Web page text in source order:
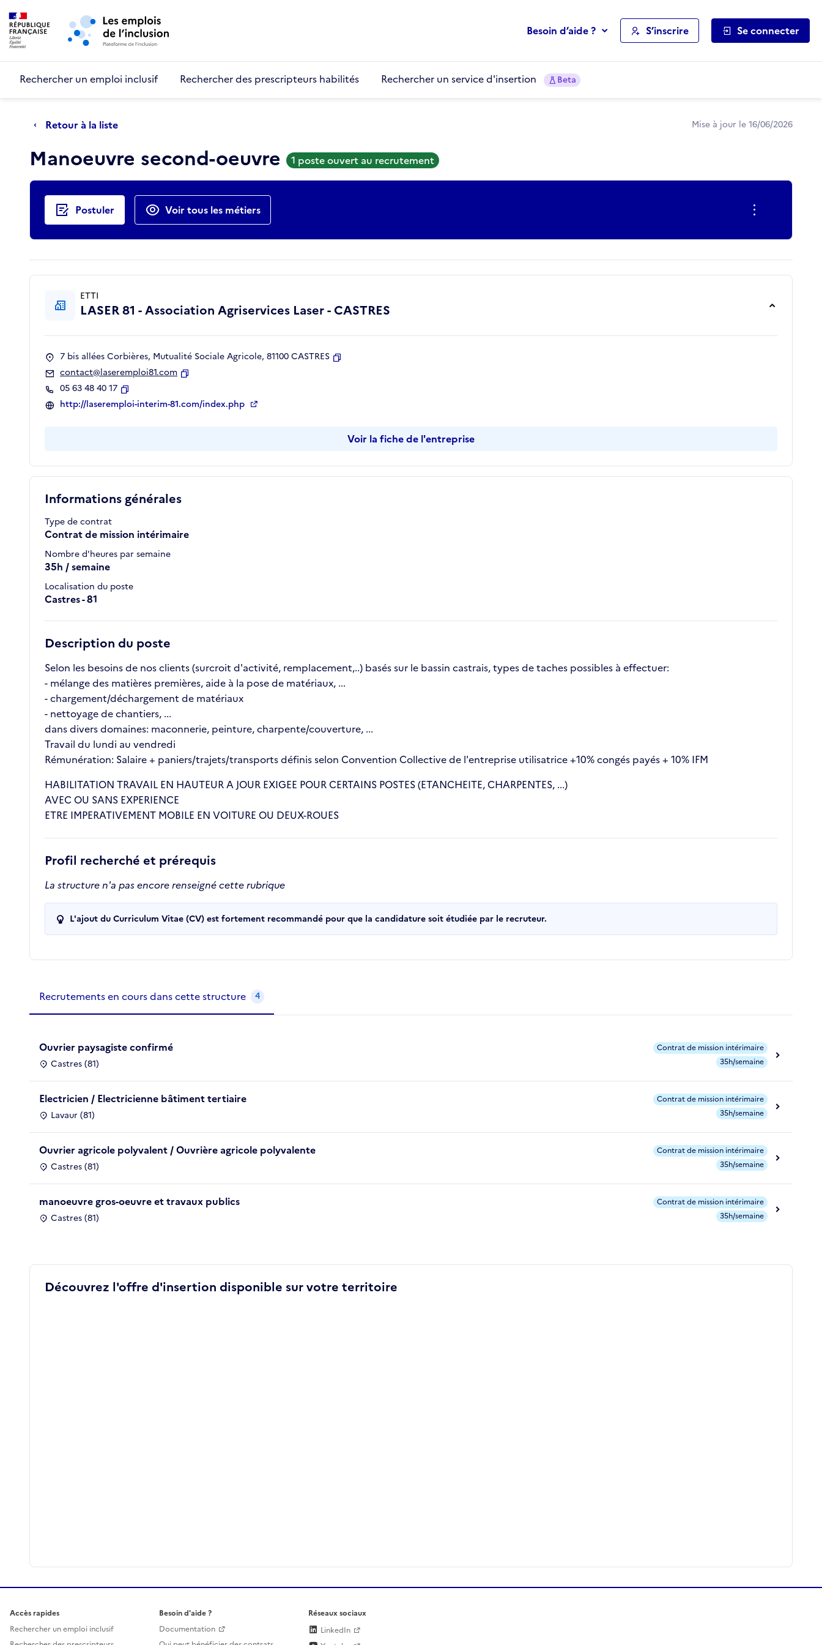
Aller au menu principal
Besoin d’aide ? S’inscrire Se connecter
Rechercher un emploi inclusif Rechercher des prescripteurs habilités Rechercher un service d'insertion Beta
Retour à la liste Mise à jour le 16/06/2026
Manoeuvre second-oeuvre 1 poste ouvert au recrutement
Actions rapides
Postuler Voir tous les métiers
Informations générales
Type de contrat
Contrat de mission intérimaire
Nombre d'heures par semaine
35h / semaine
Localisation du poste
Castres - 81
Description du poste
Selon les besoins de nos clients (surcroit d'activité, remplacement,..) basés sur le bassin castrais, types de taches possibles à effectuer:
- mélange des matières premières, aide à la pose de matériaux, ...
- chargement/déchargement de matériaux
- nettoyage de chantiers, ...
dans divers domaines: maconnerie, peinture, charpente/couverture, ...
Travail du lundi au vendredi
Rémunération: Salaire + paniers/trajets/transports définis selon Convention Collective de l'entreprise utilisatrice +10% congés payés + 10% IFM
HABILITATION TRAVAIL EN HAUTEUR A JOUR EXIGEE POUR CERTAINS POSTES (ETANCHEITE, CHARPENTES, ...)
AVEC OU SANS EXPERIENCE
ETRE IMPERATIVEMENT MOBILE EN VOITURE OU DEUX-ROUES
Profil recherché et prérequis
La structure n'a pas encore renseigné cette rubrique
L'ajout du Curriculum Vitae (CV) est fortement recommandé pour que la candidature soit étudiée par le recruteur.
ETTI
LASER 81 - Association Agriservices Laser - CASTRES
7 bis allées Corbières, Mutualité Sociale Agricole, 81100 CASTRES
contact@laseremploi81.com
05 63 48 40 17
Copier
http://laseremploi-interim-81.com/index.php
Voir la fiche de l'entreprise
Recrutements de la structure
Recrutements en cours dans cette structure 4
Ouvrier paysagiste confirmé
Castres (81)
Contrat de mission intérimaire
35h/semaine
Electricien / Electricienne bâtiment tertiaire
Lavaur (81)
Contrat de mission intérimaire
35h/semaine
Ouvrier agricole polyvalent / Ouvrière agricole polyvalente
Castres (81)
Contrat de mission intérimaire
35h/semaine
manoeuvre gros-oeuvre et travaux publics
Castres (81)
Contrat de mission intérimaire
35h/semaine
Découvrez l'offre d'insertion disponible sur votre territoire
Accès rapides
Rechercher un emploi inclusif
Besoin d'aide ?
Documentation
Réseaux sociaux
LinkedIn